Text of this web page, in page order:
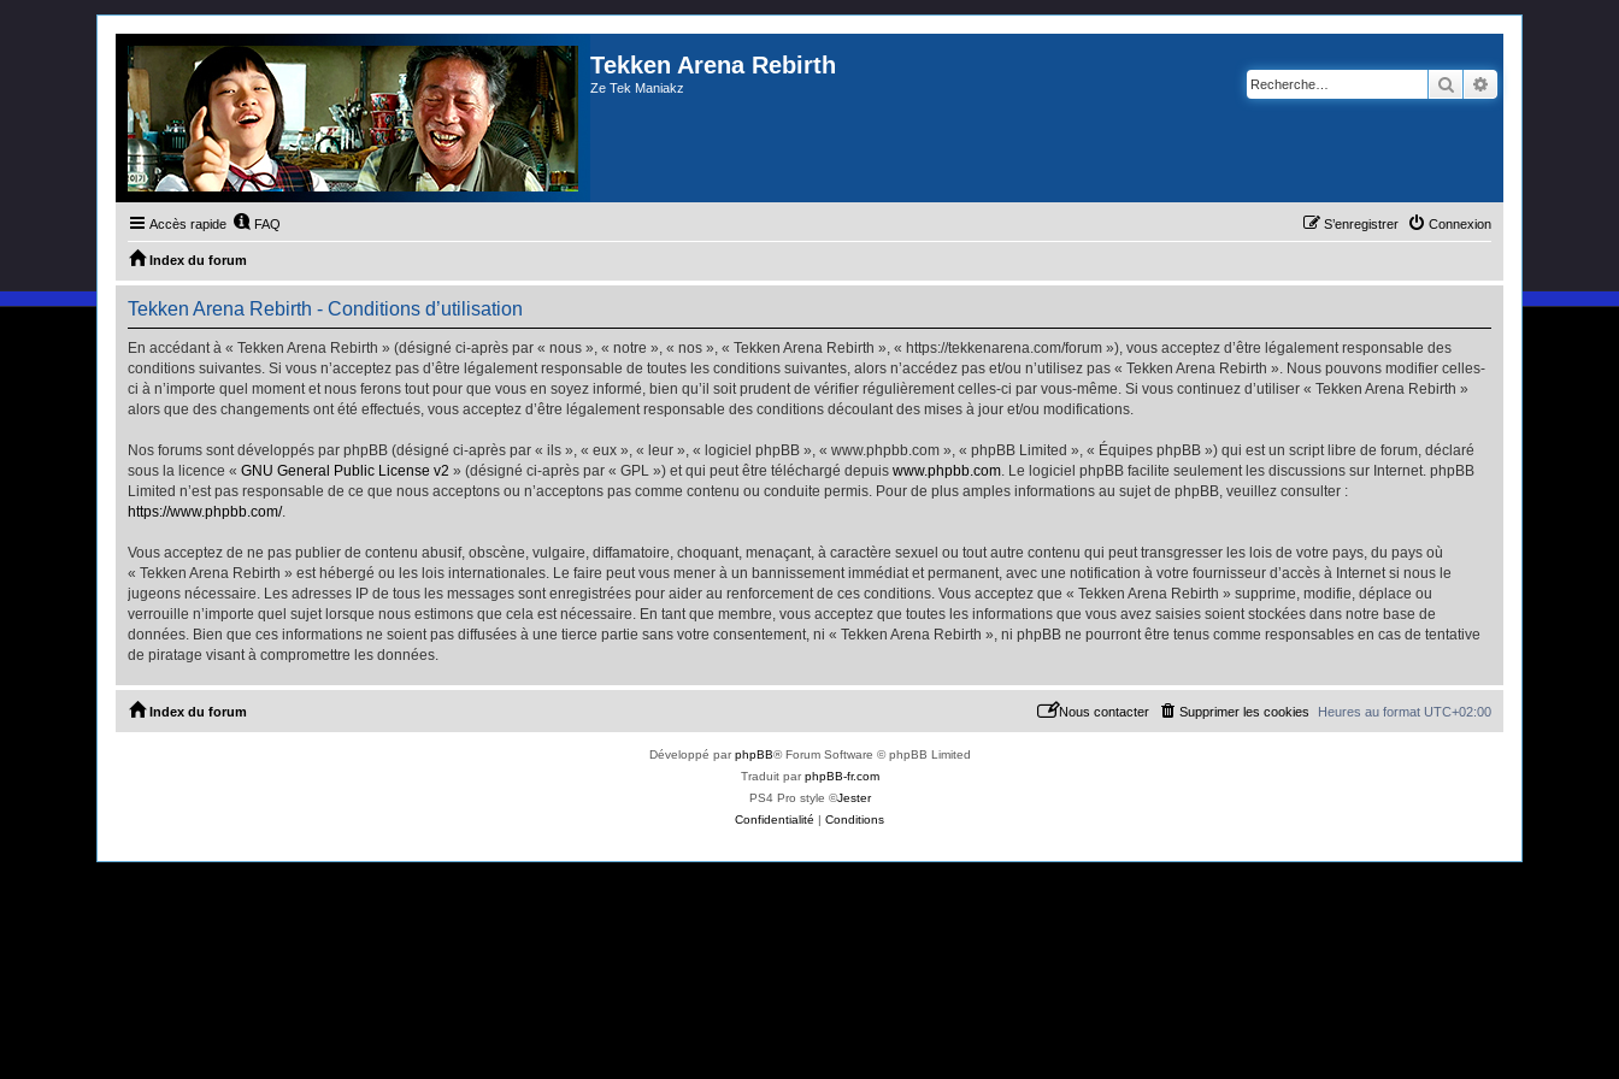
Tekken Arena Rebirth
Ze Tek Maniakz Rechercher
Accès rapide FAQ Connexion
S’enregistrer
Index du forum
Tekken Arena Rebirth - Conditions d’utilisation
En accédant à « Tekken Arena Rebirth » (désigné ci-après par « nous », « notre », « nos », « Tekken Arena Rebirth », « https://tekkenarena.com/forum »), vous acceptez d’être légalement responsable des
conditions suivantes. Si vous n’acceptez pas d’être légalement responsable de toutes les conditions suivantes, alors n’accédez pas et/ou n’utilisez pas « Tekken Arena Rebirth ». Nous pouvons modifier celles-
ci à n’importe quel moment et nous ferons tout pour que vous en soyez informé, bien qu’il soit prudent de vérifier régulièrement celles-ci par vous-même. Si vous continuez d’utiliser « Tekken Arena Rebirth »
alors que des changements ont été effectués, vous acceptez d’être légalement responsable des conditions découlant des mises à jour et/ou modifications.
Nos forums sont développés par phpBB (désigné ci-après par « ils », « eux », « leur », « logiciel phpBB », « www.phpbb.com », « phpBB Limited », « Équipes phpBB ») qui est un script libre de forum, déclaré
sous la licence « GNU General Public License v2 » (désigné ci-après par « GPL ») et qui peut être téléchargé depuis www.phpbb.com. Le logiciel phpBB facilite seulement les discussions sur Internet. phpBB
Limited n’est pas responsable de ce que nous acceptons ou n’acceptons pas comme contenu ou conduite permis. Pour de plus amples informations au sujet de phpBB, veuillez consulter :
https://www.phpbb.com/.
Vous acceptez de ne pas publier de contenu abusif, obscène, vulgaire, diffamatoire, choquant, menaçant, à caractère sexuel ou tout autre contenu qui peut transgresser les lois de votre pays, du pays où
« Tekken Arena Rebirth » est hébergé ou les lois internationales. Le faire peut vous mener à un bannissement immédiat et permanent, avec une notification à votre fournisseur d’accès à Internet si nous le
jugeons nécessaire. Les adresses IP de tous les messages sont enregistrées pour aider au renforcement de ces conditions. Vous acceptez que « Tekken Arena Rebirth » supprime, modifie, déplace ou
verrouille n’importe quel sujet lorsque nous estimons que cela est nécessaire. En tant que membre, vous acceptez que toutes les informations que vous avez saisies soient stockées dans notre base de
données. Bien que ces informations ne soient pas diffusées à une tierce partie sans votre consentement, ni « Tekken Arena Rebirth », ni phpBB ne pourront être tenus comme responsables en cas de tentative
de piratage visant à compromettre les données.
Index du forum Heures au format UTC+02:00
Supprimer les cookies
Nous contacter
Développé parphpBB® Forum Software © phpBB Limited
Traduit parphpBB-fr.com
PS4 Pro style ©Jester
Confidentialité | Conditions